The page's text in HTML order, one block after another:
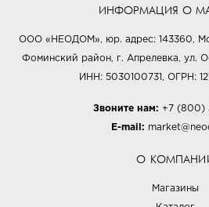
ИНФОРМАЦИЯ О
ООО «НЕОДОМ», юр. адрес: 143360,
Фоминский район, г. Апрелевка, ул.
ИНН: 5030100731, ОГРН:
Звоните нам: +7 (800)
E-mail:
О
Магазины